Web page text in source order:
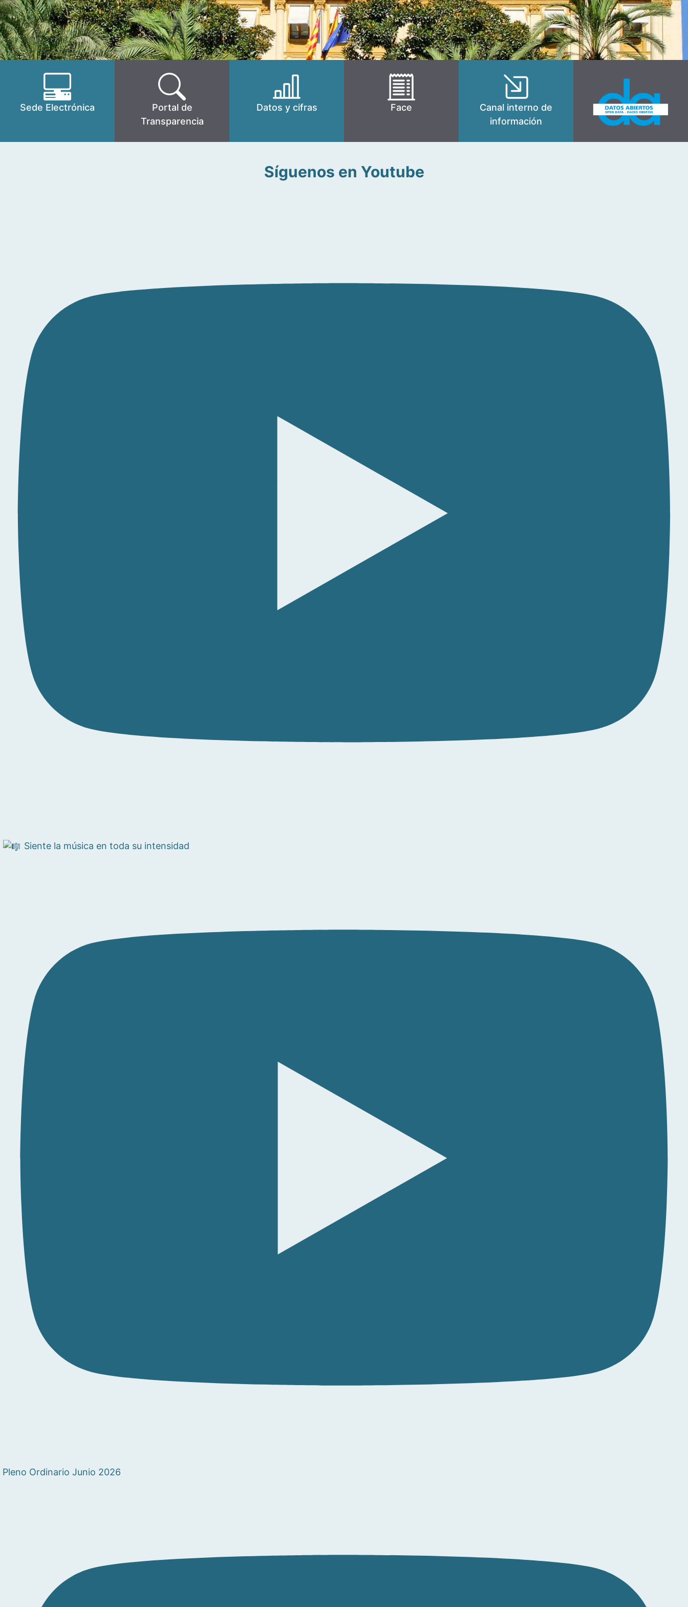
Sede Electrónica
Portal de
Transparencia
Datos y cifras Face
Canal interno de
información
Síguenos en Youtube
Siente la música en toda su intensidad
Pleno Ordinario Junio 2026